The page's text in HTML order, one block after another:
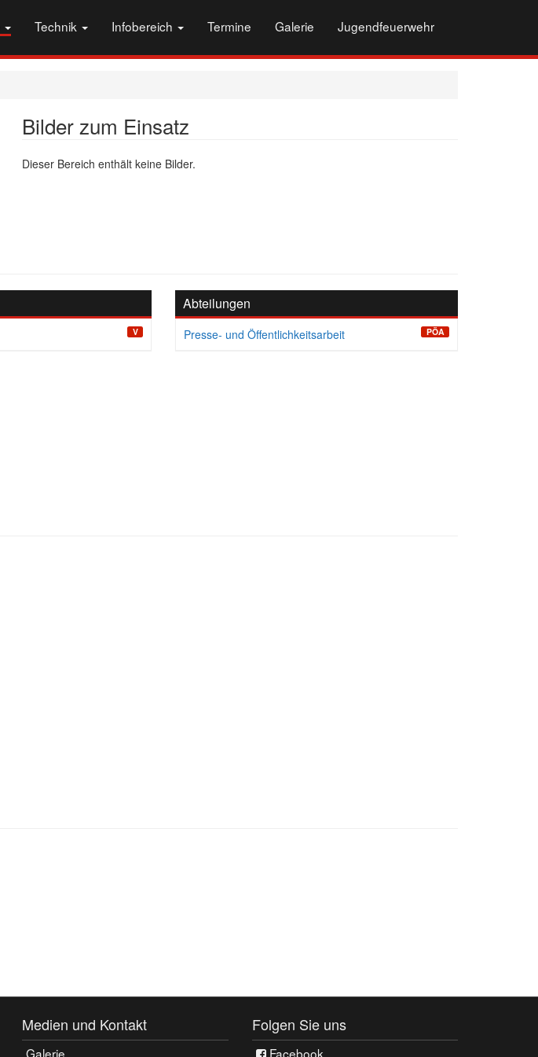
Technik Infobereich Termine Galerie Jugendfeuerwehr
Bilder zum Einsatz
Dieser Bereich enthält keine Bilder.
V
Abteilungen
Presse- und Öffentlichkeitsarbeit PÖA
Medien und Kontakt
Galerie
Folgen Sie uns
Facebook